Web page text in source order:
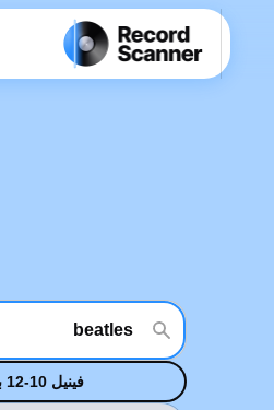
فينيل 10-12 بوصة